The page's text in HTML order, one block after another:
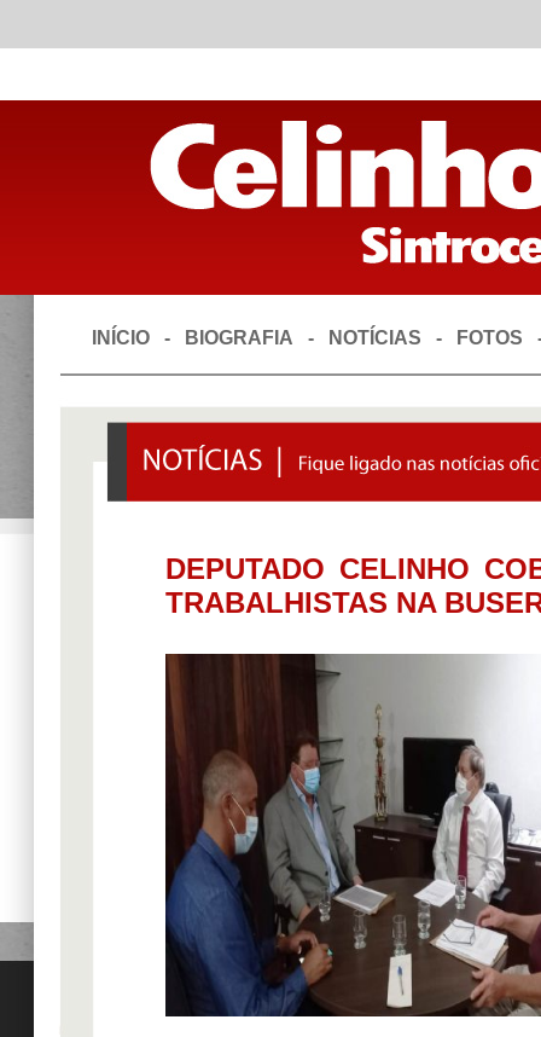
INÍCIO - BIOGRAFIA - NOTÍCIAS - FOTOS
DEPUTADO CELINHO
TRABALHISTAS NA